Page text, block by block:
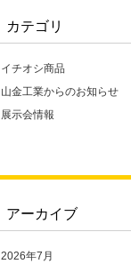
カテゴリ
イチオシ商品
山金工業からのお知らせ
展示会情報
アーカイブ
2026年7月